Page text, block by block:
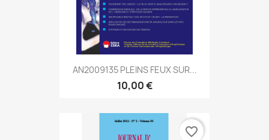
AN2009135 PLEINS FEUX SUR...
10,00 €
favorite_border